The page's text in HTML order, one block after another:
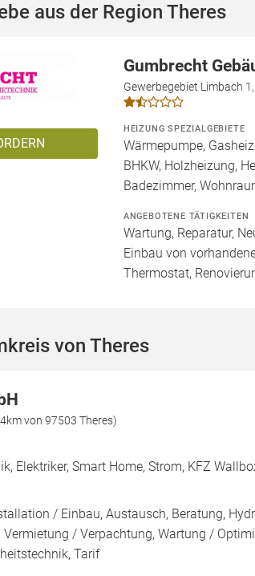
aus der Region Theres
Gumbrecht
Gewerbegebiet Limbach
HEIZUNG SPEZIALGEBIETE
Wärmepumpe,
BHKW, Holzheizung,
Badezimmer,
ANGEBOTENE TÄTIGKEITEN
Wartung, Reparatur,
Einbau von
Thermostat,
von Theres
von 97503 Theres)
Elektriker, Smart Home, Strom, KFZ
/ Einbau, Austausch, Beratung,
/ Verpachtung, Wartung /
Tarif